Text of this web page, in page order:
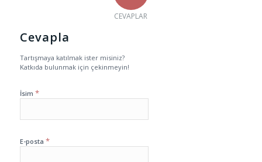
CEVAPLAR
Cevapla
Tartışmaya katılmak ister misiniz?
Katkıda bulunmak için çekinmeyin!
İsim *
E-posta *